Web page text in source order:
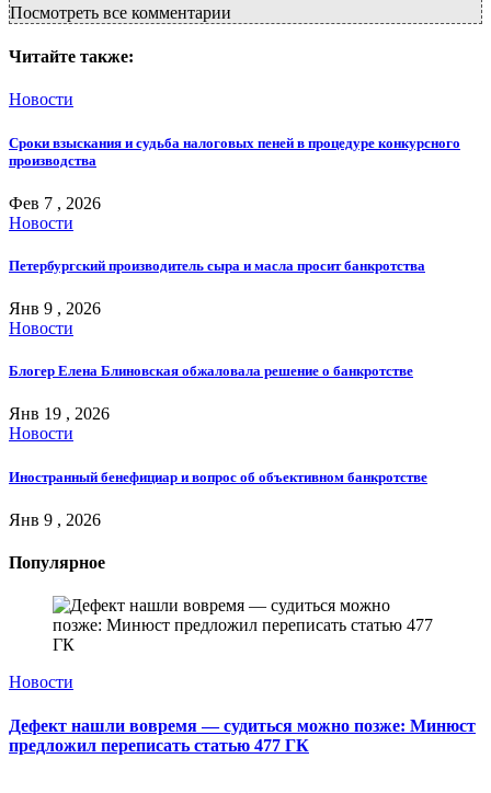
Посмотреть все комментарии
Читайте также:
Новости
Сроки взыскания и судьба налоговых пеней в процедуре конкурсного
производства
Фев 7 , 2026
Новости
Петербургский производитель сыра и масла просит банкротства
Янв 9 , 2026
Новости
Блогер Елена Блиновская обжаловала решение о банкротстве
Янв 19 , 2026
Новости
Иностранный бенефициар и вопрос об объективном банкротстве
Янв 9 , 2026
Популярное
Новости
Дефект нашли вовремя — судиться можно позже: Минюст
предложил переписать статью 477 ГК